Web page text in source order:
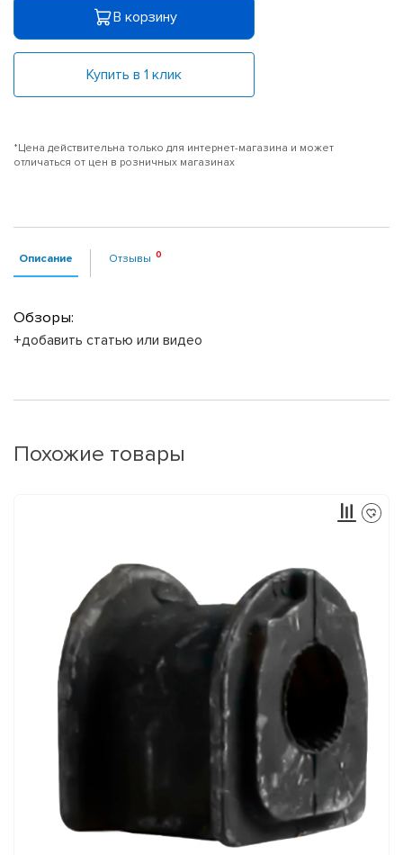
В корзину
Купить в 1 клик
*Цена действительна только для интернет-магазина и может
отличаться от цен в розничных магазинах
Описание Отзывы
Обзоры:
+добавить статью или видео
Похожие товары